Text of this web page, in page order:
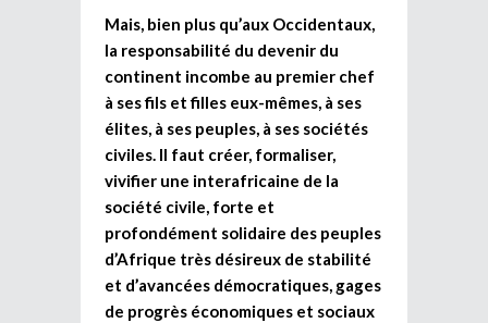
Mais, bien plus qu’aux Occidentaux,
la responsabilité du devenir du
continent incombe au premier chef
à ses fils et filles eux-mêmes, à ses
élites, à ses peuples, à ses sociétés
civiles. Il faut créer, formaliser,
vivifier une interafricaine de la
société civile, forte et
profondément solidaire des peuples
d’Afrique très désireux de stabilité
et d’avancées démocratiques, gages
de progrès économiques et sociaux